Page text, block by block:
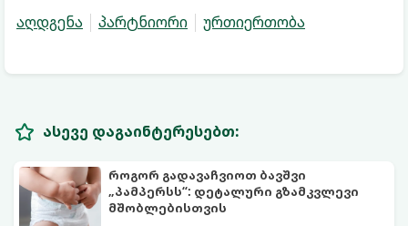
აღდგენა
პარტნიორი ურთიერთობა
ასევე დაგაინტერესებთ:
როგორ გადავაჩვიოთ ბავშვი
„პამპერსს“: დეტალური გზამკვლევი
მშობლებისთვის